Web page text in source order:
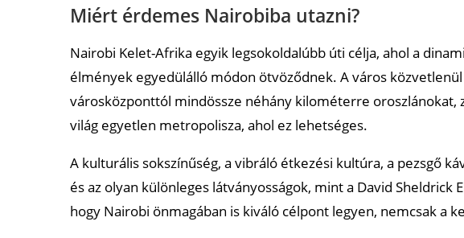
Szállás és biztonság
Melyik városrészek számítanak biztonságosnak?
Éjszaka mennyire biztonságos?
Melyik környéken érdemes megszállni Nairobiban?
Egészségügyi tudnivalók
Miért érdemes Nairobiba utazni?
Nairobi Kelet-Afrika egyik legsokoldalúbb úti célja, ahol a
élmények egyedülálló módon ötvöződnek. A város
városközponttól mindössze néhány kilométerre oroszlánokat,
világ egyetlen metropolisza, ahol ez lehetséges.
A kulturális sokszínűség, a vibráló étkezési kultúra, a pezsgő
és az olyan különleges látványosságok, mint a David Sheldrick
hogy Nairobi önmagában is kiváló célpont legyen, nemcsak a